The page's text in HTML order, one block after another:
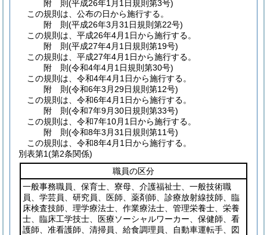
附 則(平成26年1月1日規則第3号)
この規則は、公布の日から施行する。
附 則(平成26年3月31日規則第22号)
この規則は、平成26年4月1日から施行する。
附 則(平成27年4月1日規則第19号)
この規則は、平成27年4月1日から施行する。
附 則(令和4年4月1日規則第30号)
この規則は、令和4年4月1日から施行する。
附 則(令和6年3月29日規則第12号)
この規則は、令和6年4月1日から施行する。
附 則(令和7年9月30日規則第33号)
この規則は、令和7年10月1日から施行する。
附 則(令和8年3月31日規則第11号)
この規則は、令和8年4月1日から施行する。
別表第1(第2条関係)
職員の区分
一般事務職員、保育士、寮母、介護福祉士、一般技術職
員、学芸員、研究員、医師、薬剤師、診療放射線技師、臨
床検査技師、理学療法士、作業療法士、管理栄養士、栄養
士、臨床工学技士、医療ソーシャルワーカー、保健師、看
護師、准看護師、清掃員、給食調理員、自動車運転手、図